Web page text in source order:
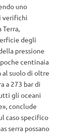
uno
verifichi
Terra,
degli
pressione
centinaia
al suolo di oltre
a 273 bar di
gli oceani
conclude
caso specifico
serra possano